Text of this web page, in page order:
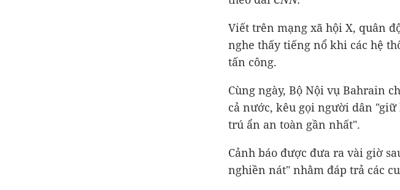
Viết trên mạng xã hội X, quân
nghe thấy tiếng nổ khi các hệ
tấn công.
Cùng ngày, Bộ Nội vụ Bahrain
cả nước, kêu gọi người dân
trú ẩn an toàn gần nhất".
Cảnh báo được đưa ra vài giờ
nghiền nát" nhằm đáp trả các